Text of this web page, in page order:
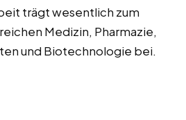
trägt wesentlich zum
Medizin, Pharmazie,
und Biotechnologie bei.